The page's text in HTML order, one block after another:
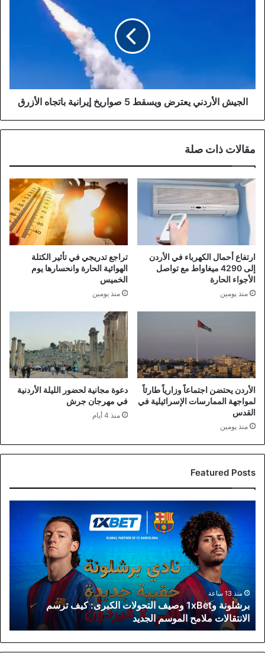
الأزرق
الجيش الأردني يعترض ويسقط 5 صواريخ إيرانية باتجاه الأزرق
مقالات ذات صلة
ارتفاع أحمال الكهرباء في الأردن
إلى 4290 ميغاواط مع تواصل
الأجواء الحارة
منذ يومين
تراجع تدريجي في تأثير الكتلة
الهوائية الحارة وانحسارها يوم
الخميس
منذ يومين
الأردن يحتضن اجتماعاً وزارياً طارئاً
لمواجهة الممارسات الإسرائيلية في
القدس
منذ يومين
دعوة مجانية لحضور الليلة الأردنية
في مهرجان جرش
منذ 4 أيام
Featured Posts
برشلونة
و1xBet
وصيف
التحولات
الكبرى:
ترسم
الانتقالات
ملامح
الموسم
الجديد
منذ 13 ساعة
برشلونة و1xBet وصيف التحولات الكبرى: كيف ترسم
الانتقالات ملامح الموسم الجديد